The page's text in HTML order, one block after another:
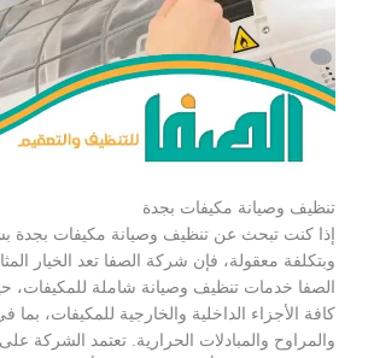
تنظيف وصيانة مكيفات بجدة
إذا كنت تبحث عن تنظيف وصيانة مكيفات بجدة
وبتكلفة معقولة، فإن شركة الصفا تعد الخيار
الصفا خدمات تنظيف وصيانة شاملة للمكيفات،
كافة الأجزاء الداخلية والخارجية للمكيفات، بما
والمراوح والمبادلات الحرارية. تعتمد الشركة